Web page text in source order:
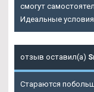
смогут
Идеальные
отзыв оставил(а)
Стараются